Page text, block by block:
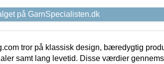
på GarnSpecialisten.dk
tror på klassisk design, bæredygtig
samt lang levetid. Disse værdier